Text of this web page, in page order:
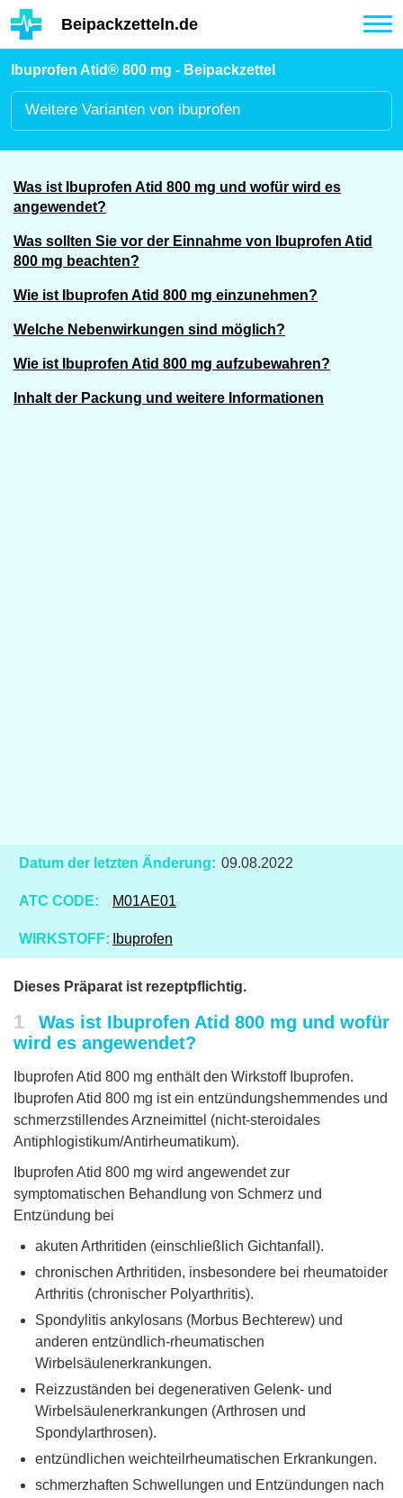
Hauptinhalt
Beipackzetteln.de
Ibuprofen Atid® 800 mg - Beipackzettel
Weitere Varianten von ibuprofen
Was ist Ibuprofen Atid 800 mg und wofür wird es
angewendet?
Was sollten Sie vor der Einnahme von Ibuprofen Atid
800 mg beachten?
Wie ist Ibuprofen Atid 800 mg einzunehmen?
Welche Nebenwirkungen sind möglich?
Wie ist Ibuprofen Atid 800 mg aufzubewahren?
Inhalt der Packung und weitere Informationen
Datum der letzten Änderung: 09.08.2022
ATC CODE: M01AE01
WIRKSTOFF: Ibuprofen
Dieses Präparat ist rezeptpflichtig.
1
Was ist Ibuprofen Atid 800 mg und wofür
wird es angewendet?
Ibuprofen Atid 800 mg enthält den Wirkstoff Ibuprofen.
Ibuprofen Atid 800 mg ist ein entzündungshemmendes und
schmerzstillendes Arzneimittel (nicht-steroidales
Antiphlogistikum/Antirheumatikum).
Ibuprofen Atid 800 mg wird angewendet zur
symptomatischen Behandlung von Schmerz und
Entzündung bei
akuten Arthritiden (einschließlich Gichtanfall).
chronischen Arthritiden, insbesondere bei rheumatoider
Arthritis (chronischer Polyarthritis).
Spondylitis ankylosans (Morbus Bechterew) und
anderen entzündlich-rheumatischen
Wirbelsäulenerkrankungen.
Reizzuständen bei degenerativen Gelenk- und
Wirbelsäulenerkrankungen (Arthrosen und
Spondylarthrosen).
entzündlichen weichteilrheumatischen Erkrankungen.
schmerzhaften Schwellungen und Entzündungen nach